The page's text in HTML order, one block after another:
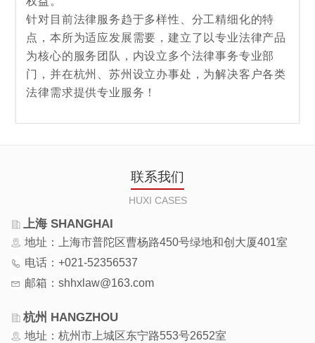
针对目前法律服务趋于多样性、分工精细化的特
点，本所为适应发展需要，建立了以专业法律产品
为核心的服务团队，内设立多个法律事务专业部
门，并在杭州、苏州设立办事处，为解决客户各类
法律需求提供专业服务！
联系我们
HUXI CASES
上海 SHANGHAI
地址：上海市普陀区曹杨路450号绿地和创大厦401室
电话：+021-52356537
邮箱：shhxlaw@163.com
杭州 HANGZHOU
地址：杭州市上城区东宁路553号2652室